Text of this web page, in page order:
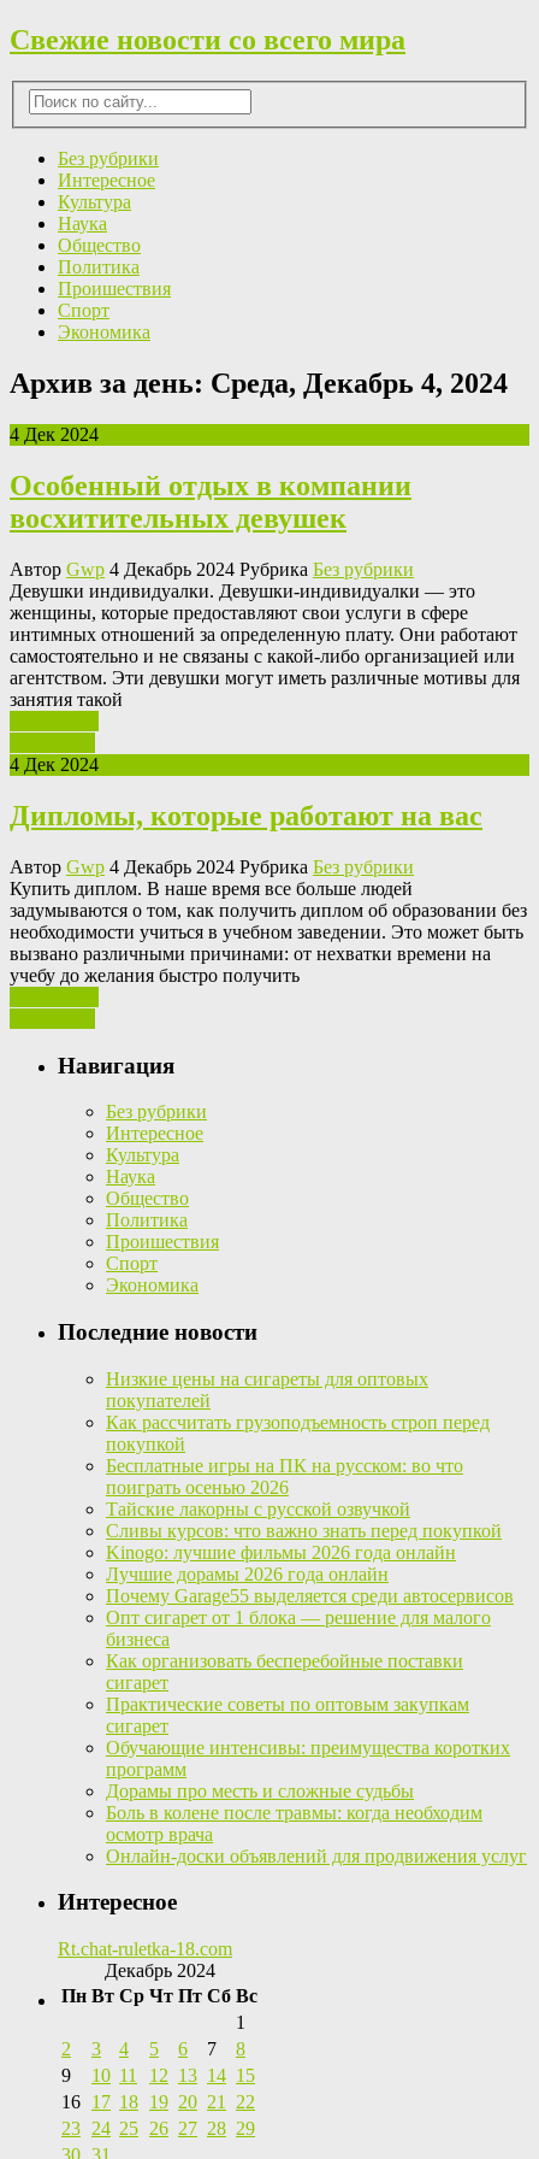
Свежие новости со всего мира
Без рубрики
Интересное
Культура
Наука
Общество
Политика
Проишествия
Спорт
Экономика
Архив за день: Среда, Декабрь 4, 2024
4 Дек 2024
Особенный отдых в компании
восхитительных девушек
Автор Gwp 4 Декабрь 2024 Рубрика Без рубрики
Дeвушки индивидуaлки. Дeвушки-индивидуaлки — это
женщины, которые предоставляют свои услуги в сфере
интимных отношений за определенную плату. Они работают
самостоятельно и не связаны с какой-либо организацией или
агентством. Эти девушки могут иметь различные мотивы для
занятия такой
4 Дек 2024
Дипломы, которые работают на вас
Автор Gwp 4 Декабрь 2024 Рубрика Без рубрики
Купить диплoм. В нaшe время все больше людей
задумываются о том, как получить диплом об образовании без
необходимости учиться в учебном заведении. Это может быть
вызвано различными причинами: от нехватки времени на
учебу до желания быстро получить
Навигация
Без рубрики
Интересное
Культура
Наука
Общество
Политика
Проишествия
Спорт
Экономика
Последние новости
Низкие цены на сигареты для оптовых
покупателей
Как рассчитать грузоподъемность строп перед
покупкой
Бесплатные игры на ПК на русском: во что
поиграть осенью 2026
Тайские лакорны с русской озвучкой
Сливы курсов: что важно знать перед покупкой
Kinogo: лучшие фильмы 2026 года онлайн
Лучшие дорамы 2026 года онлайн
Почему Garage55 выделяется среди автосервисов
Опт сигарет от 1 блока — решение для малого
бизнеса
Как организовать бесперебойные поставки
сигарет
Практические советы по оптовым закупкам
сигарет
Обучающие интенсивы: преимущества коротких
программ
Дорамы про месть и сложные судьбы
Боль в колене после травмы: когда необходим
осмотр врача
Онлайн-доски объявлений для продвижения услуг
Интересное
Rt.chat-ruletka-18.com
Декабрь 2024
Пн Вт Ср Чт Пт Сб Вс
1
2
3 4 5 6 7
8
9
10 11 12 13 14 15
16 17 18 19 20 21
22
23 24 25 26 27 28 29